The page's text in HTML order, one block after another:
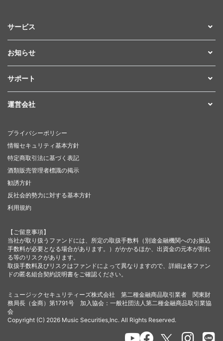
サービス
お知らせ
サポート
運営会社
プライバシーポリシー
情報セキュリティ基本方針
特定商取引法に基づく表記
酒類販売管理者標識の掲示
勧誘方針
反社会的勢力に対する基本方針
利用規約
【ご留意事項】
当社が取り扱うファンドには、所定の取扱手数料（別途金融機関へのお振込
手数料が必要となる場合があります。）がかかるほか、出資金の元本が割れ
る等のリスクがあります。
取扱手数料及びリスクはファンドによって異なりますので、詳細は各ファン
ドの匿名組合契約説明書をご確認ください。
ミュージックセキュリティーズ株式会社 第二種金融商品取引業者 関東財
務局長（金商）第1791号 加入協会：一般社団法人第二種金融商品取引業協
会
Copyright (C) 2026 Music Securities,Inc. All Rights Reserved.